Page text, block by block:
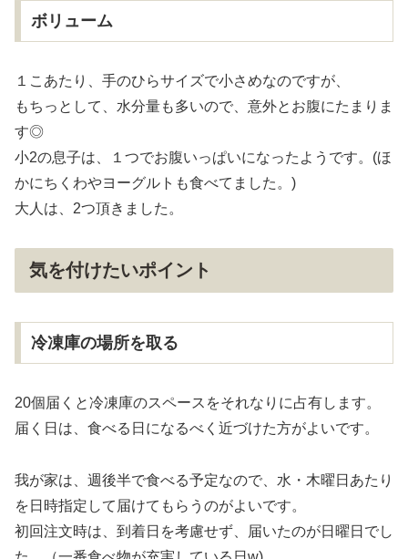
ボリューム
１こあたり、手のひらサイズで小さめなのですが、
もちっとして、水分量も多いので、意外とお腹にたまりま
す◎
小2の息子は、１つでお腹いっぱいになったようです。(ほ
かにちくわやヨーグルトも食べてました。)
大人は、2つ頂きました。
気を付けたいポイント
冷凍庫の場所を取る
20個届くと冷凍庫のスペースをそれなりに占有します。
届く日は、食べる日になるべく近づけた方がよいです。
我が家は、週後半で食べる予定なので、水・木曜日あたり
を日時指定して届けてもらうのがよいです。
初回注文時は、到着日を考慮せず、届いたのが日曜日でし